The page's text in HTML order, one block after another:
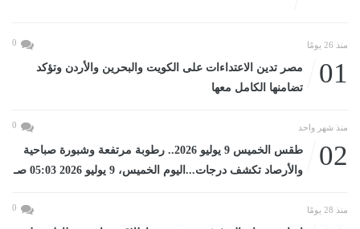
منذ 26 يومًا 0
01
مصر تدين الاعتداءات على الكويت والبحرين والأردن وتؤكد
تضامنها الكامل معها
منذ شهر واحد 0
02
طقس الخميس 9 يوليو 2026.. رطوبة مرتفعة وشبورة صباحية
والأرصاد تكشف درجات...اليوم الخميس، 9 يوليو 2026 05:03 صـ
منذ 28 يومًا 0